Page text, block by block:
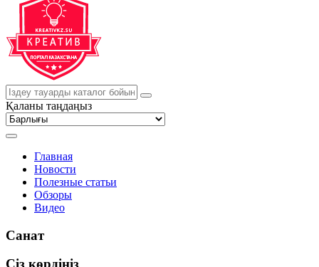
Қаланы таңдаңыз
Главная
Новости
Полезные статьи
Обзоры
Видео
Санат